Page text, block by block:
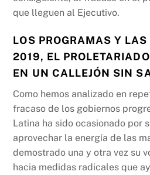
que lleguen al Ejecutivo.
LOS PROGRAMAS Y
2019, EL
EN UN CALLEJÓN SIN
Como hemos analizado en
fracaso de los gobiernos
Latina ha sido ocasionado por
aprovechar la energía de las
demostrado una y otra vez su
hacia medidas radicales que